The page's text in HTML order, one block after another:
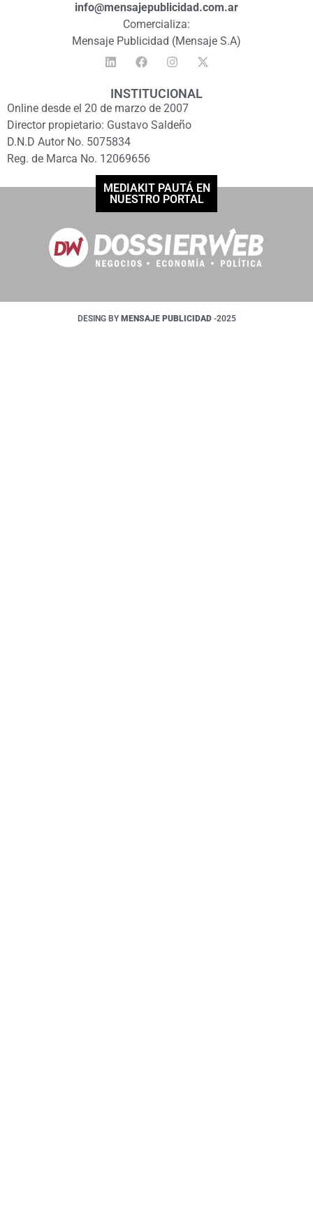
info@mensajepublicidad.com.ar
Comercializa:
Mensaje Publicidad (Mensaje S.A)
INSTITUCIONAL
Online desde el 20 de marzo de 2007
Director propietario: Gustavo Saldeño
D.N.D Autor No. 5075834
Reg. de Marca No. 12069656
MEDIAKIT PAUTÁ EN
NUESTRO PORTAL
DESING BY MENSAJE PUBLICIDAD -2025